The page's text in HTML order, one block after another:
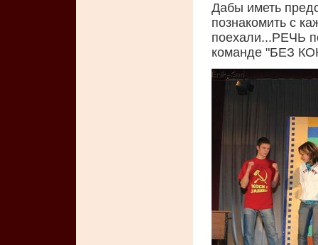
Дабы иметь
познакомить с
поехали...РЕЧЬ
команде "БЕЗ